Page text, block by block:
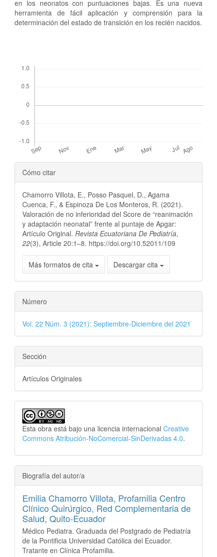
en los neonatos con puntuaciones bajas. Es una nueva
herramienta de fácil aplicación y comprensión para la
determinación del estado de transición en los recién nacidos.
Detalles
del
artículo
Cómo citar
Chamorro Villota, E., Posso Pasquel, D., Agama
Cuenca, F., & Espinoza De Los Monteros, R. (2021).
Valoración de no inferioridad del Score de “reanimación
y adaptación neonatal” frente al puntaje de Apgar:
Artículo Original. Revista Ecuatoriana De Pediatría,
22(3), Article 20:1–8. https://doi.org/10.52011/109
Más formatos de cita Descargar cita
Número
Vol. 22 Núm. 3 (2021): Septiembre-Diciembre del 2021
Sección
Artículos Originales
Esta obra está bajo una licencia internacional Creative
Commons Atribución-NoComercial-SinDerivadas 4.0.
Biografía del autor/a
Emilia Chamorro Villota, Profamilia Centro
Clínico Quirúrgico, Red Complementaria de
Salud, Quito-Ecuador
Médico Pediatra. Graduada del Postgrado de Pediatría
de la Pontificia Universidad Católica del Ecuador.
Tratante en Clínica Profamilia.